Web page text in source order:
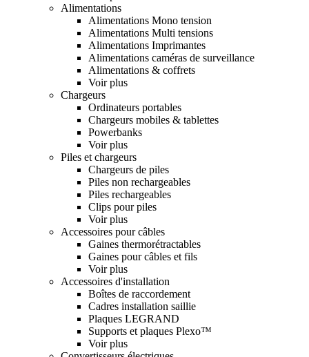
Alimentations
Alimentations Mono tension
Alimentations Multi tensions
Alimentations Imprimantes
Alimentations caméras de surveillance
Alimentations & coffrets
Voir plus
Chargeurs
Ordinateurs portables
Chargeurs mobiles & tablettes
Powerbanks
Voir plus
Piles et chargeurs
Chargeurs de piles
Piles non rechargeables
Piles rechargeables
Clips pour piles
Voir plus
Accessoires pour câbles
Gaines thermorétractables
Gaines pour câbles et fils
Voir plus
Accessoires d'installation
Boîtes de raccordement
Cadres installation saillie
Plaques LEGRAND
Supports et plaques Plexo™
Voir plus